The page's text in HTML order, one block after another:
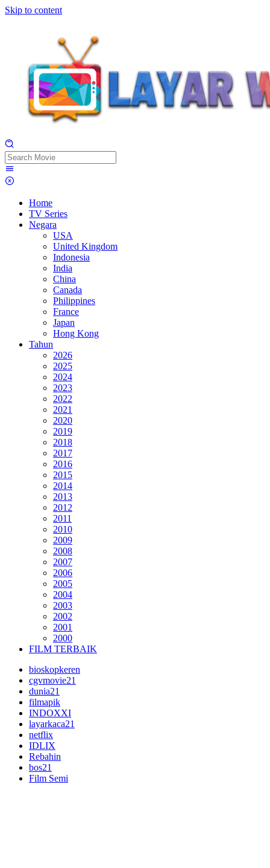
Skip to content
Home
TV Series
Negara
USA
United Kingdom
Indonesia
India
China
Canada
Philippines
France
Japan
Hong Kong
Tahun
2026
2025
2024
2023
2022
2021
2020
2019
2018
2017
2016
2015
2014
2013
2012
2011
2010
2009
2008
2007
2006
2005
2004
2003
2002
2001
2000
FILM TERBAIK
bioskopkeren
cgvmovie21
dunia21
filmapik
INDOXXI
layarkaca21
netflix
IDLIX
Rebahin
bos21
Film Semi